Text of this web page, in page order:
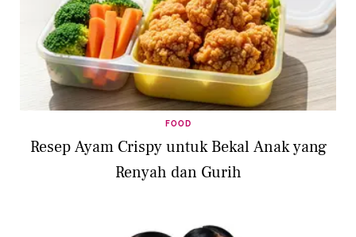
FOOD
Resep Ayam Crispy untuk Bekal Anak yang
Renyah dan Gurih